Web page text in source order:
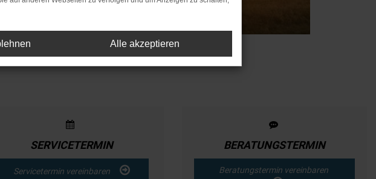
SERVICETERMIN
Servicetermin vereinbaren
BERATUNGSTERMIN
Beratungstermin vereinbaren
Alle akzeptieren